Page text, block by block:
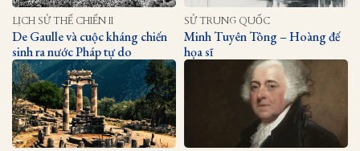
LỊCH SỬ THẾ CHIẾN II
De Gaulle và cuộc kháng chiến
sinh ra nước Pháp tự do
SỬ TRUNG QUỐC
Minh Tuyên Tông – Hoàng đế
họa sĩ